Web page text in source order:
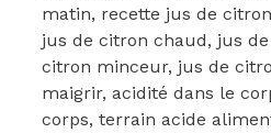
matin, recette jus de
jus de citron chaud, jus
citron minceur, jus de
maigrir, acidité dans le
corps, terrain acide